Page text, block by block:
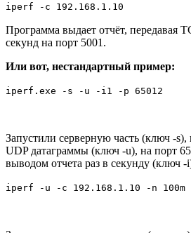
iperf -c 192.168.1.10
Программа выдает отчёт, передавая
секунд на порт 5001.
Или вот, нестандартный пример:
iperf.exe -s -u -i1 -p 65012
Запустили серверную часть (ключ -
UDP датаграммы (ключ -u), на порт
выводом отчета раз в секунду (ключ -
iperf -u -c 192.168.1.10 -n 100m